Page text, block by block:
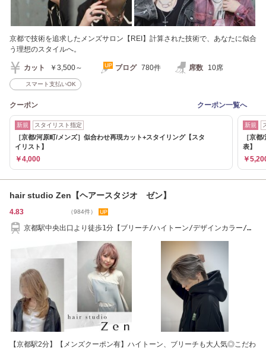
京都で技術を追求したメンズサロン【REI】計算された技術で、あなたに似合
う理想のスタイルへ。
カット ￥3,500～ ブログ 780件 席数 10席
スマート支払いOK
クーポン クーポン一覧へ
新規 スタイリスト指定
［京都/河原町/メンズ］似合わせ再現カット+スタイリング【スタ
イリスト】
￥4,000
新規
［京
表】
￥
hair studio Zen【ヘアースタジオ ゼン】
4.83 （984件）
京都駅中央出口より徒歩1分【ブリーチ/ハイトーン/デザインカラー/学
【京都駅2分】【メンズクーポン有】ハイトーン、ブリーチも大人気◎こだわ